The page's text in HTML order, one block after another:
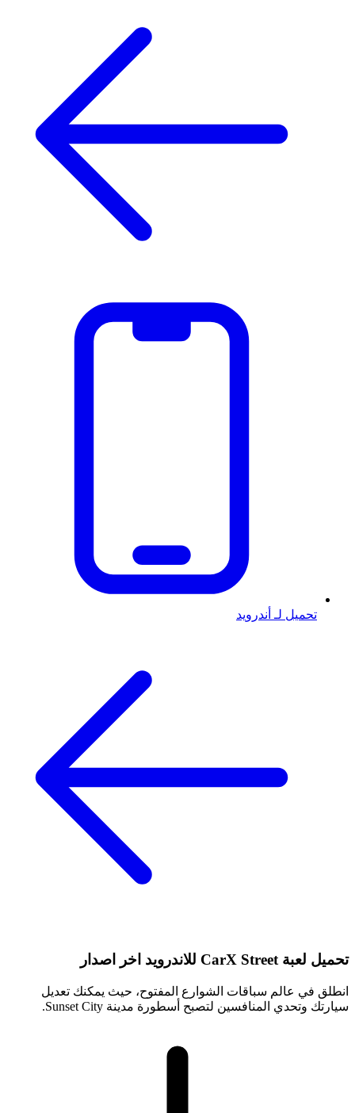
تحميل لـ أندرويد
تحميل لعبة CarX Street للاندرويد اخر اصدار
انطلق في عالم سباقات الشوارع المفتوح، حيث يمكنك تعديل
سيارتك وتحدي المنافسين لتصبح أسطورة مدينة Sunset City.